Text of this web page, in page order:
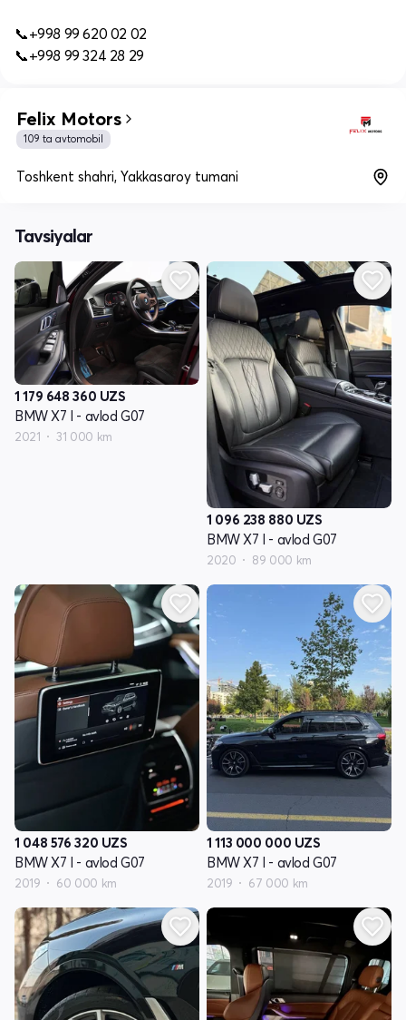
📞+998 99 620 02 02
📞+998 99 324 28 29
Felix Motors
109 ta avtomobil
Toshkent shahri, Yakkasaroy tumani
Tavsiyalar
1 179 648 360 UZS
BMW X7 I - avlod G07
2021 31 000 km
1 096 238 880 UZS
BMW X7 I - avlod G07
2020 89 000 km
1 048 576 320 UZS
BMW X7 I - avlod G07
2019 60 000 km
1 113 000 000 UZS
BMW X7 I - avlod G07
2019 67 000 km